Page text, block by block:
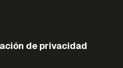
de privacidad